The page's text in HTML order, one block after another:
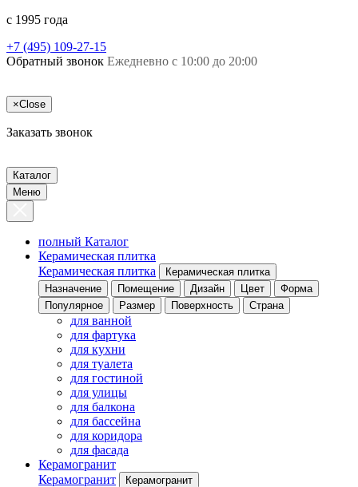
c 1995 года
+7 (495) 109-27-15
Обратный звонок Ежедневно с 10:00 до 20:00
×Close
Заказать звонок
Каталог
Меню
полный Каталог
Керамическая плитка
Керамическая плитка
Керамическая плитка
Назначение
Помещение Дизайн Цвет
Форма
Популярное
Размер Поверхность Страна
для ванной
для фартука
для кухни
для туалета
для гостиной
для улицы
для балкона
для бассейна
для коридора
для фасада
Керамогранит
Керамогранит
Керамогранит